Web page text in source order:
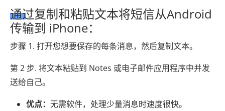
通过复制和粘贴文本将短信从Android
传输到 iPhone：
步骤 1. 打开您想要保存的每条消息，然后复制文本。
第 2 步. 将文本粘贴到 Notes 或电子邮件应用程序中并发
送给自己。
优点： 无需软件，处理少量消息时速度很快。